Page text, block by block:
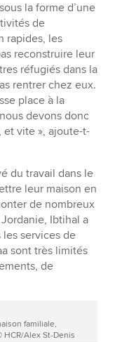
la forme d’une
de
rapides, les
reconstruire leur
réfugiés dans la
rentrer chez eux.
place à la
devons donc
et vite », ajoute-t-
du travail dans le
leur maison en
de nombreux
Ibtihal a
services de
sont très limités
de
familiale,
Alex St-Denis